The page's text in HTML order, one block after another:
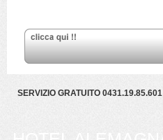
SERVIZIO GRATUITO 0431.19.85.601